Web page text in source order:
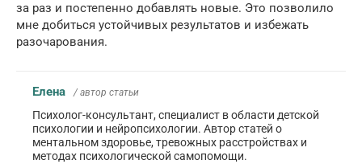
за раз и постепенно добавлять новые. Это позволило
мне добиться устойчивых результатов и избежать
разочарования.
Елена / автор статьи
Психолог-консультант, специалист в области детской
психологии и нейропсихологии. Автор статей о
ментальном здоровье, тревожных расстройствах и
методах психологической самопомощи.